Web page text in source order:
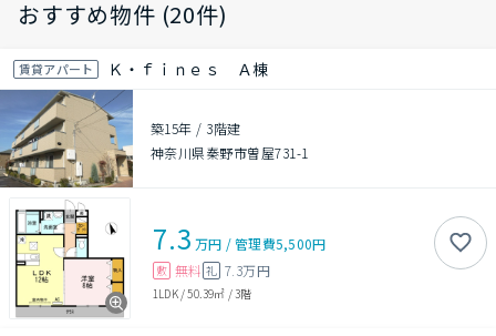
おすすめ物件 (20件)
賃貸アパート Ｋ・ｆｉｎｅｓ Ａ棟
築15年 / 3階建
神奈川県秦野市曽屋731-1
7.3 万円 /管理費5,500円
敷 無料 礼 7.3万円
1LDK/50.39㎡ /3階